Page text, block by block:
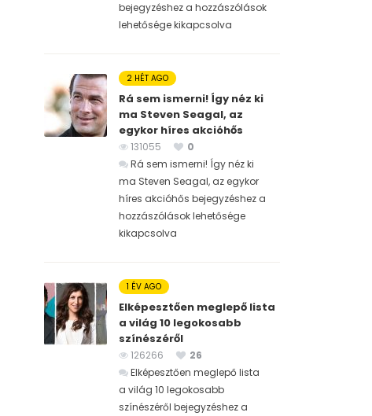
bejegyzéshez a hozzászólások
lehetősége kikapcsolva
2 HÉT AGO
Rá sem ismerni! Így néz ki
ma Steven Seagal, az
egykor híres akcióhős
131055
0
Rá sem ismerni! Így néz ki
ma Steven Seagal, az egykor
híres akcióhős bejegyzéshez a
hozzászólások lehetősége
kikapcsolva
1 ÉV AGO
Elképesztően meglepő lista
a világ 10 legokosabb
színészéről
126266
26
Elképesztően meglepő lista
a világ 10 legokosabb
színészéről bejegyzéshez a